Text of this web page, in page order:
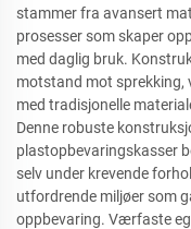
stammer fra avansert
prosesser som skaper
med daglig bruk.
motstand mot sprekking,
med tradisjonelle
Denne robuste
plastopbevaringskasser
selv under krevende
utfordrende miljøer som
oppbevaring. Værfaste